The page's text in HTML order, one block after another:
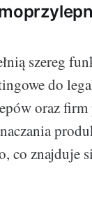
szereg
do
oraz
co znajduje